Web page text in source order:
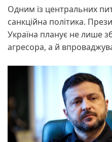
Одним із центральних
санкційна політика.
Україна планує не лише
агресора, а й